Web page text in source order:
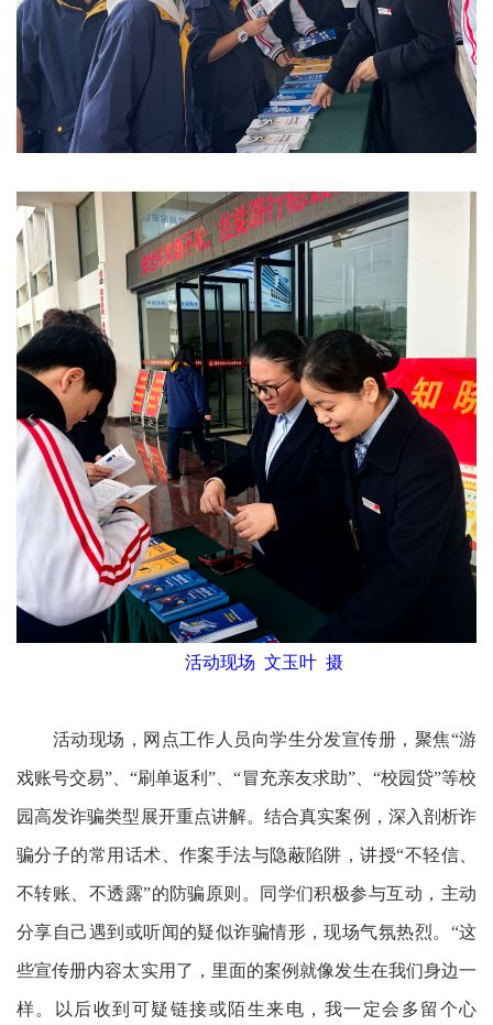
活动现场 文玉叶 摄
活动现场，网点工作人员向学生分发宣传册，聚焦“游
戏账号交易”、“刷单返利”、“冒充亲友求助”、“校园贷”等校
园高发诈骗类型展开重点讲解。结合真实案例，深入剖析诈
骗分子的常用话术、作案手法与隐蔽陷阱，讲授“不轻信、
不转账、不透露”的防骗原则。同学们积极参与互动，主动
分享自己遇到或听闻的疑似诈骗情形，现场气氛热烈。“这
些宣传册内容太实用了，里面的案例就像发生在我们身边一
样。以后收到可疑链接或陌生来电，我一定会多留个心